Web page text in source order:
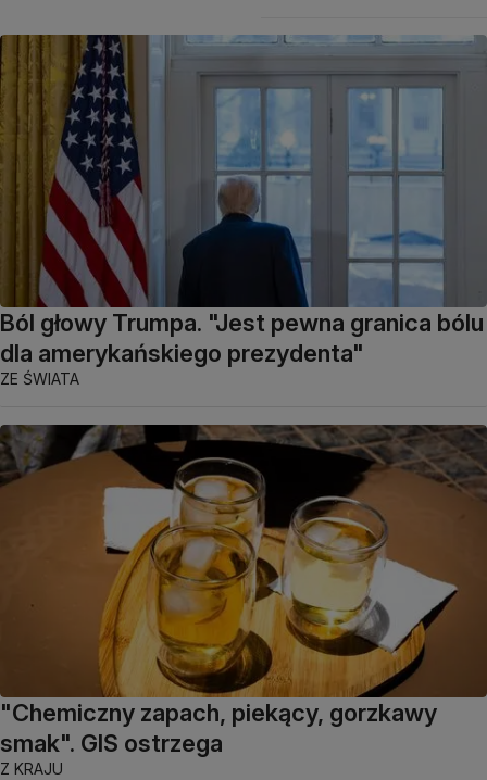
Ból głowy Trumpa. "Jest pewna granica bólu
dla amerykańskiego prezydenta"
ZE ŚWIATA
"Chemiczny zapach, piekący, gorzkawy
smak". GIS ostrzega
Z KRAJU